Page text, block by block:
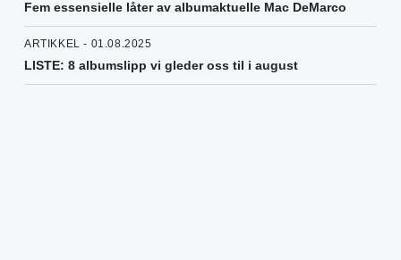
Fem essensielle låter av albumaktuelle Mac DeMarco
ARTIKKEL - 01.08.2025
LISTE: 8 albumslipp vi gleder oss til i august